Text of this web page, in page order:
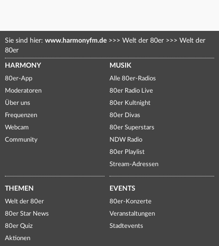
Sie sind hier: www.harmonyfm.de >>> Welt der 80er >>> Welt der
80er
HARMONY
80er-App
Moderatoren
Über uns
Frequenzen
Webcam
Community
MUSIK
Alle 80er-Radios
80er Radio Live
80er Kultnight
80er Divas
80er Superstars
NDW Radio
80er Playlist
Stream-Adressen
THEMEN
Welt der 80er
80er Star News
80er Quiz
Aktionen
EVENTS
80er-Konzerte
Veranstaltungen
Stadtevents